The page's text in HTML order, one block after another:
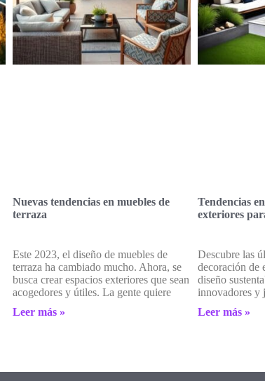
Nuevas tendencias en muebles de
terraza
Este 2023, el diseño de muebles de
terraza ha cambiado mucho. Ahora, se
busca crear espacios exteriores que sean
acogedores y útiles. La gente quiere
Leer más »
Tendencias
exteriores
Descubre las
decoración de
diseño
innovadores y
Leer más »